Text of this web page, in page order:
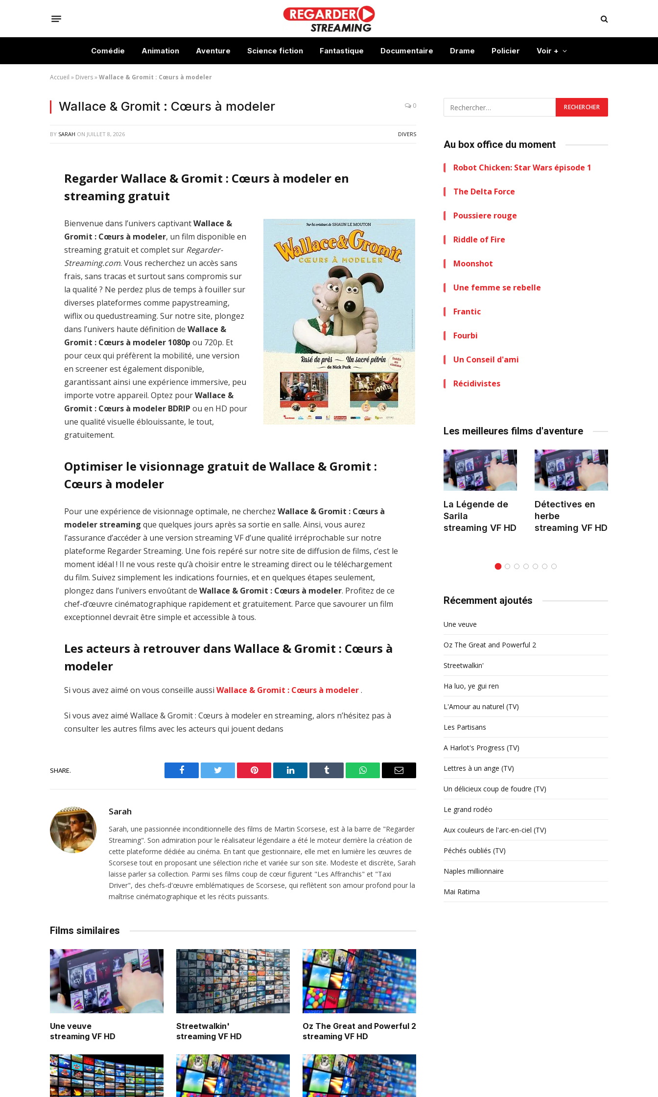
Comédie Animation Aventure Science fiction Fantastique Documentaire Drame Policier Voir +
Accueil » Divers»Wallace & Gromit : Cœurs à modeler
Wallace & Gromit : Cœurs à modeler 0
BY SARAH ON JUILLET 8, 2026 DIVERS
Regarder Wallace & Gromit : Cœurs à modeler en
streaming gratuit
Bienvenue dans l’univers captivantWallace &
Gromit : Cœurs à modeler, un film disponible en
streaming gratuit et complet sur Regarder-
Streaming.com. Vous recherchez un accès sans
frais, sans tracas et surtout sans compromis sur
la qualité ? Ne perdez plus de temps à fouiller sur
diverses plateformes comme papystreaming,
wiflix ou quedustreaming. Sur notre site, plongez
dans l’univers haute définition deWallace &
Gromit : Cœurs à modeler 1080p ou 720p. Et
pour ceux qui préfèrent la mobilité, une version
en screener est également disponible,
garantissant ainsi une expérience immersive, peu
importe votre appareil. Optez pourWallace &
Gromit : Cœurs à modeler BDRIP ou en HD pour
une qualité visuelle éblouissante, le tout,
gratuitement.
Optimiser le visionnage gratuit de Wallace & Gromit :
Cœurs à modeler
Pour une expérience de visionnage optimale, ne cherchezWallace & Gromit : Cœurs à
modeler streaming que quelques jours après sa sortie en salle. Ainsi, vous aurez
l’assurance d’accéder à une version streaming VF d’une qualité irréprochable sur notre
plateforme Regarder Streaming. Une fois repéré sur notre site de diffusion de films, c’est le
moment idéal ! Il ne vous reste qu’à choisir entre le streaming direct ou le téléchargement
du film. Suivez simplement les indications fournies, et en quelques étapes seulement,
plongez dans l’univers envoûtant deWallace & Gromit : Cœurs à modeler. Profitez de ce
chef-d’œuvre cinématographique rapidement et gratuitement. Parce que savourer un film
exceptionnel devrait être simple et accessible à tous.
Les acteurs à retrouver dans Wallace & Gromit : Cœurs à
modeler
Si vous avez aimé on vous conseille aussiWallace & Gromit : Cœurs à modeler.
Si vous avez aimé Wallace & Gromit : Cœurs à modeler en streaming, alors n’hésitez pas à
consulter les autres films avec les acteurs qui jouent dedans
SHARE.
Facebook Twitter Pinterest LinkedIn Tumblr WhatsAppEmail
Sarah
Sarah, une passionnée inconditionnelle des films de Martin Scorsese, est à la barre de "Regarder
Streaming". Son admiration pour le réalisateur légendaire a été le moteur derrière la création de
cette plateforme dédiée au cinéma. En tant que gestionnaire, elle met en lumière les œuvres de
Scorsese tout en proposant une sélection riche et variée sur son site. Modeste et discrète, Sarah
laisse parler sa collection. Parmi ses films coup de cœur figurent "Les Affranchis" et "Taxi
Driver", des chefs-d'œuvre emblématiques de Scorsese, qui reflètent son amour profond pour la
maîtrise cinématographique et les récits puissants.
Films similaires
Une veuve
streaming VF HD
Streetwalkin'
streaming VF HD
Oz The Great and Powerful 2
streaming VF HD
Au box office du moment
Robot Chicken: Star Wars épisode 1
The Delta Force
Poussiere rouge
Riddle of Fire
Moonshot
Une femme se rebelle
Frantic
Fourbi
Un Conseil d'ami
Récidivistes
Les meilleures films d'aventure
the 21st Century
streaming VF HD
1000 dragons
streaming VF HD
La Légende de
Sarila
streaming VF HD
Détectives en
herbe
streaming VF HD
Récemment ajoutés
Une veuve
Oz The Great and Powerful 2
Streetwalkin'
Ha luo, ye gui ren
L'Amour au naturel (TV)
Les Partisans
A Harlot's Progress (TV)
Lettres à un ange (TV)
Un délicieux coup de foudre (TV)
Le grand rodéo
Aux couleurs de l'arc-en-ciel (TV)
Péchés oubliés (TV)
Naples millionnaire
Mai Ratima